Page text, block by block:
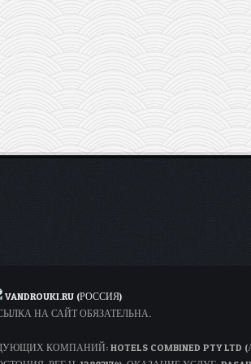
VANDROUKI.RU (РОССИЯ)
НА САЙТ ОБЯЗАТЕЛЬНА.
КОМПАНИЙ: HOTELS COMBINED PTY LTD